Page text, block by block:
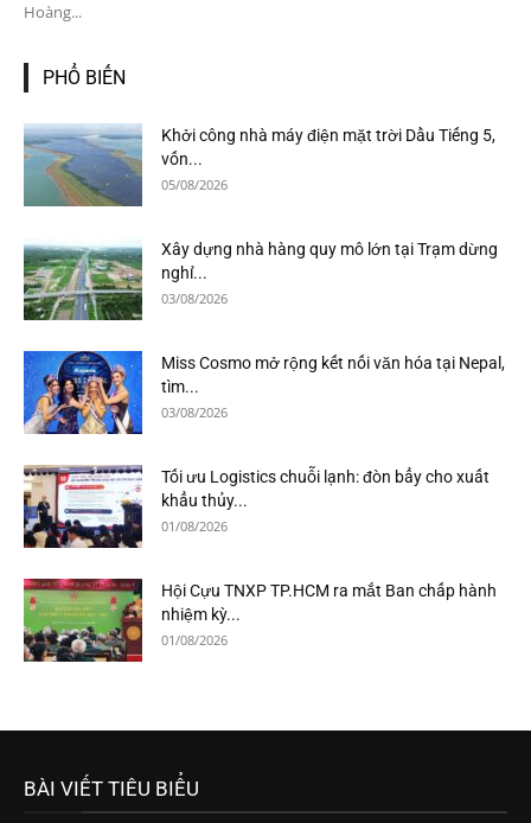
Hoàng...
PHỔ BIẾN
Khởi công nhà máy điện mặt trời Dầu Tiếng 5,
vốn...
05/08/2026
Xây dựng nhà hàng quy mô lớn tại Trạm dừng
nghỉ...
03/08/2026
Miss Cosmo mở rộng kết nối văn hóa tại Nepal,
tìm...
03/08/2026
Tối ưu Logistics chuỗi lạnh: đòn bẩy cho xuất
khẩu thủy...
01/08/2026
Hội Cựu TNXP TP.HCM ra mắt Ban chấp hành
nhiệm kỳ...
01/08/2026
BÀI VIẾT TIÊU BIỂU